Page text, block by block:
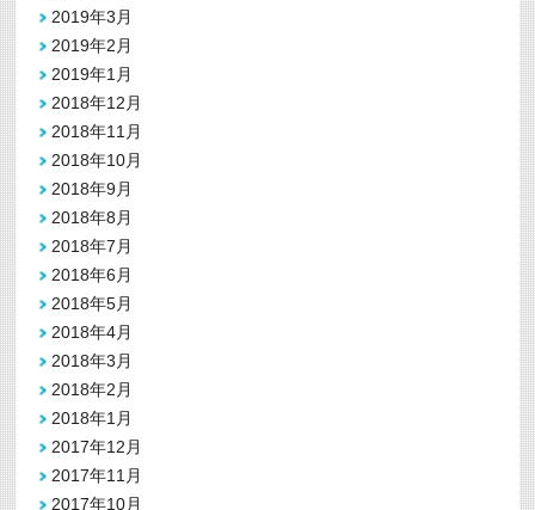
2019年3月
2019年2月
2019年1月
2018年12月
2018年11月
2018年10月
2018年9月
2018年8月
2018年7月
2018年6月
2018年5月
2018年4月
2018年3月
2018年2月
2018年1月
2017年12月
2017年11月
2017年10月